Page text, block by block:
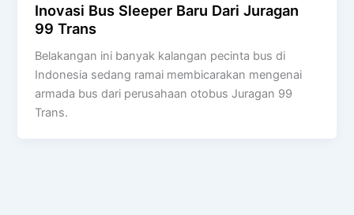
Inovasi Bus Sleeper Baru Dari Juragan
99 Trans
Belakangan ini banyak kalangan pecinta bus di
Indonesia sedang ramai membicarakan mengenai
armada bus dari perusahaan otobus Juragan 99
Trans.